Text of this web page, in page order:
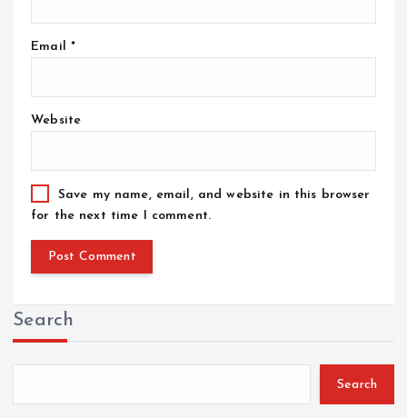
Email *
Website
Save my name, email, and website in this browser
for the next time I comment.
Search
Search